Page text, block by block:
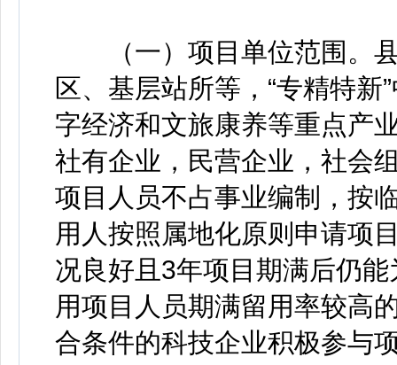
（一）项目单位范围。县
区、基层站所等，“专精特
字经济和文旅康养等重点产
社有企业，民营企业，社会
项目人员不占事业编制，按
用人按照属地化原则申请项
况良好且3年项目期满后仍
用项目人员期满留用率较高
合条件的科技企业积极参与